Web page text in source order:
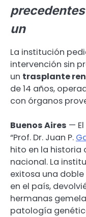
un
La institución
intervención sin
un trasplante
de 14 años,
con órganos
Buenos Aires —
“Prof. Dr. Juan P.
hito en la historia
nacional. La
exitosa una
en el país,
hermanas
patología